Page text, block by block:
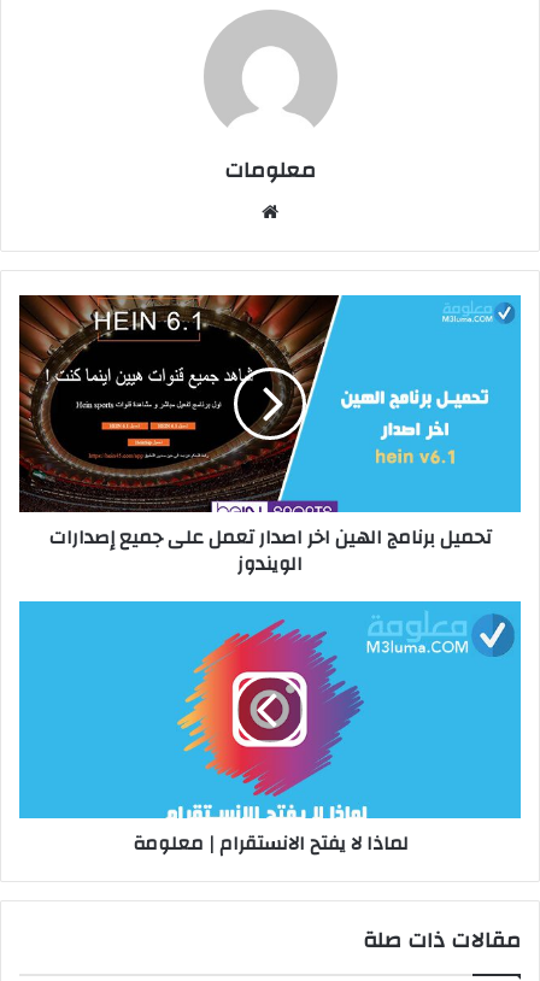
معلومات
ق
ع
ا
ل
و
ي
ب
تحميل برنامج الهين اخر اصدار تعمل على جميع إصدارات
الويندوز
لماذا لا يفتح الانستقرام | معلومة
مقالات ذات صلة